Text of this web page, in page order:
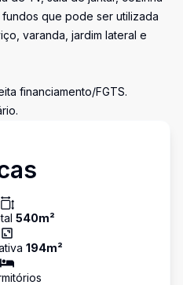
que pode ser utilizada
varanda, jardim lateral e
financiamento/FGTS.
540m²
194m²
s